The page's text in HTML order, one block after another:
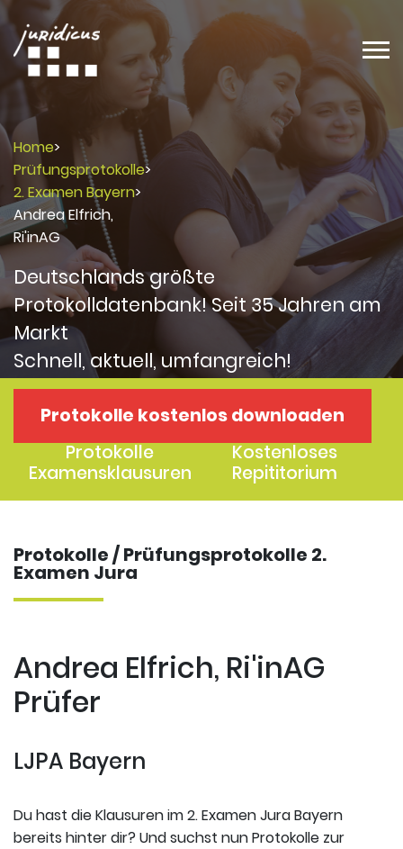
Home>
Prüfungsprotokolle>
2. Examen Bayern>
Andrea Elfrich,
Ri'inAG
Deutschlands größte
Protokolldatenbank! Seit 35 Jahren am
Markt
Schnell, aktuell, umfangreich!
Protokolle kostenlos downloaden
1. Examen
2. Examen
Protokolle
Examensklausuren
Kostenloses
Repititorium
Protokolle / Prüfungsprotokolle 2.
Examen Jura
Andrea Elfrich, Ri'inAG
Prüfer
LJPA Bayern
Du hast die Klausuren im 2. Examen Jura Bayern
bereits hinter dir? Und suchst nun Protokolle zur